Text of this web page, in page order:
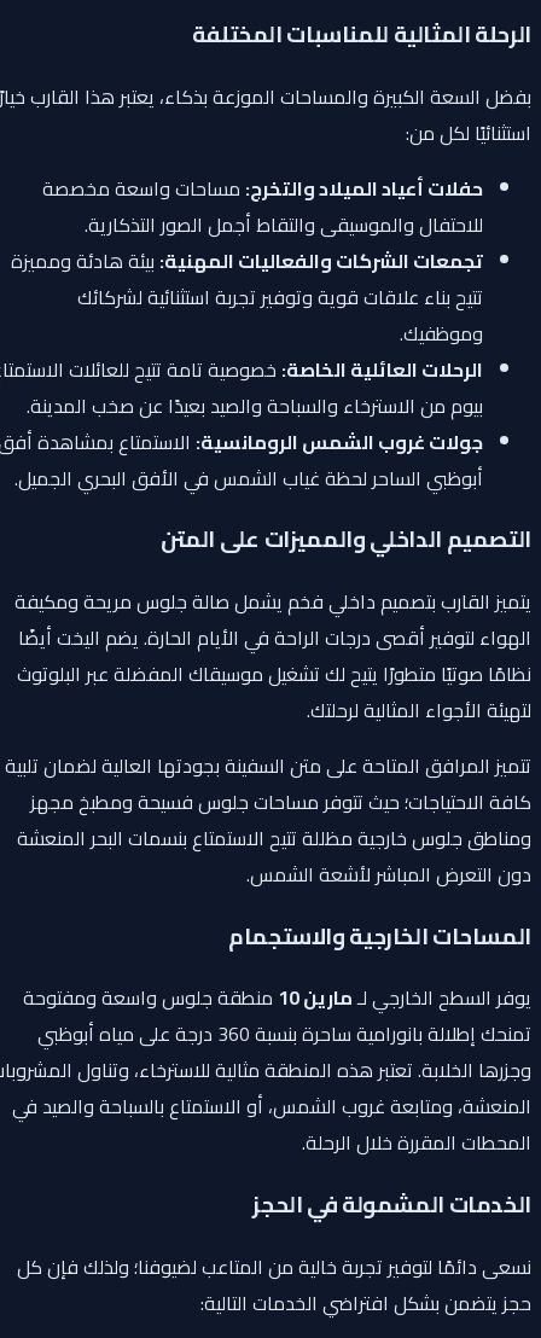
الرحلة المثالية للمناسبات المختلفة
بفضل السعة الكبيرة والمساحات الموزعة بذكاء، يعتبر هذا القارب خيارًا
استثنائيًا لكل من:
حفلات أعياد الميلاد والتخرج:مساحات واسعة مخصصة
للاحتفال والموسيقى والتقاط أجمل الصور التذكارية.
تجمعات الشركات والفعاليات المهنية:بيئة هادئة ومميزة
تتيح بناء علاقات قوية وتوفير تجربة استثنائية لشركائك
وموظفيك.
الرحلات العائلية الخاصة:خصوصية تامة تتيح للعائلات الاستمتاع
بيوم من الاسترخاء والسباحة والصيد بعيدًا عن صخب المدينة.
جولات غروب الشمس الرومانسية:الاستمتاع بمشاهدة أفق
أبوظبي الساحر لحظة غياب الشمس في الأفق البحري الجميل.
التصميم الداخلي والمميزات على المتن
يتميز القارب بتصميم داخلي فخم يشمل صالة جلوس مريحة ومكيفة
الهواء لتوفير أقصى درجات الراحة في الأيام الحارة. يضم اليخت أيضًا
نظامًا صوتيًا متطورًا يتيح لك تشغيل موسيقاك المفضلة عبر البلوتوث
لتهيئة الأجواء المثالية لرحلتك.
تتميز المرافق المتاحة على متن السفينة بجودتها العالية لضمان تلبية
كافة الاحتياجات؛ حيث تتوفر مساحات جلوس فسيحة ومطبخ مجهز
ومناطق جلوس خارجية مظللة تتيح الاستمتاع بنسمات البحر المنعشة
دون التعرض المباشر لأشعة الشمس.
المساحات الخارجية والاستجمام
يوفر السطح الخارجي لـمارين 10 منطقة جلوس واسعة ومفتوحة
تمنحك إطلالة بانورامية ساحرة بنسبة 360 درجة على مياه أبوظبي
وجزرها الخلابة. تعتبر هذه المنطقة مثالية للاسترخاء، وتناول المشروبات
المنعشة، ومتابعة غروب الشمس، أو الاستمتاع بالسباحة والصيد في
المحطات المقررة خلال الرحلة.
الخدمات المشمولة في الحجز
نسعى دائمًا لتوفير تجربة خالية من المتاعب لضيوفنا؛ ولذلك فإن كل
حجز يتضمن بشكل افتراضي الخدمات التالية: